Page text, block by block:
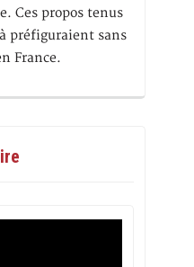
Ces propos tenus
préfiguraient sans
France.